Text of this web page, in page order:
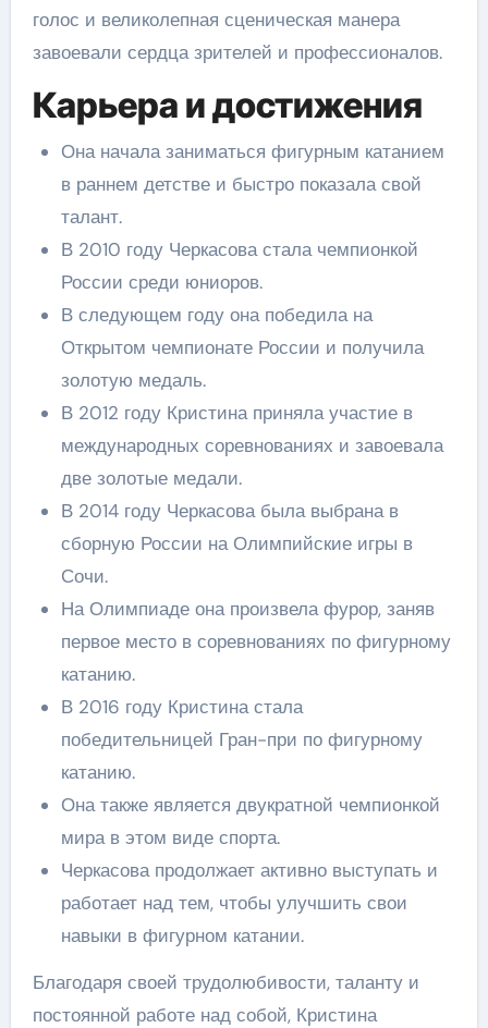
голос и великолепная сценическая манера
завоевали сердца зрителей и профессионалов.
Карьера и достижения
Она начала заниматься фигурным катанием
в раннем детстве и быстро показала свой
талант.
В 2010 году Черкасова стала чемпионкой
России среди юниоров.
В следующем году она победила на
Открытом чемпионате России и получила
золотую медаль.
В 2012 году Кристина приняла участие в
международных соревнованиях и завоевала
две золотые медали.
В 2014 году Черкасова была выбрана в
сборную России на Олимпийские игры в
Сочи.
На Олимпиаде она произвела фурор, заняв
первое место в соревнованиях по фигурному
катанию.
В 2016 году Кристина стала
победительницей Гран-при по фигурному
катанию.
Она также является двукратной чемпионкой
мира в этом виде спорта.
Черкасова продолжает активно выступать и
работает над тем, чтобы улучшить свои
навыки в фигурном катании.
Благодаря своей трудолюбивости, таланту и
постоянной работе над собой, Кристина